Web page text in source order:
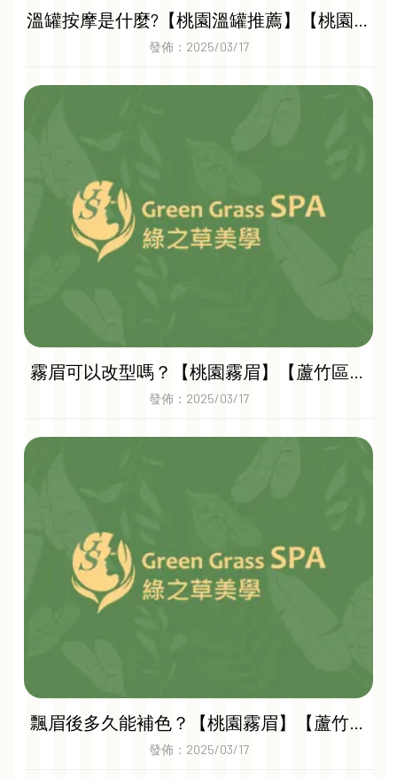
溫罐按摩是什麼?【桃園溫罐推薦】【桃園美
容spa】
發佈：2025/03/17
霧眉可以改型嗎？【桃園霧眉】【蘆竹區霧
眉推薦】
發佈：2025/03/17
飄眉後多久能補色？【桃園霧眉】【蘆竹區
飄眉推薦】
發佈：2025/03/17